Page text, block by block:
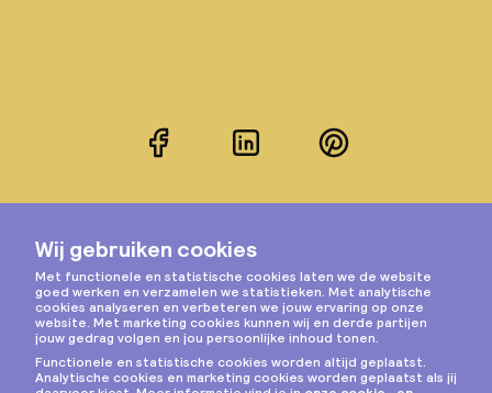
FacebookLinkedInPinterest
Instagram